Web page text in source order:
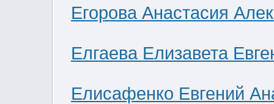
Егорова Анастасия
Елгаева Елизавета
Елисафенко Евгений